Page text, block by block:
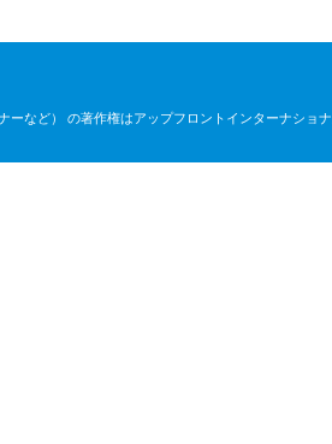
など） の著作権はアップフロントインターナショナ